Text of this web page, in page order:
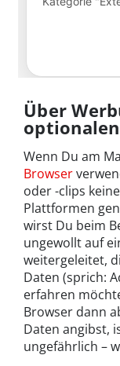
Über
Wenn Du am
Browser
oder -clips
Plattformen
wirst Du beim
ungewollt auf
weitergeleitet,
Daten (sprich:
erfahren
Browser dann
Daten angibst,
ungefährlich –